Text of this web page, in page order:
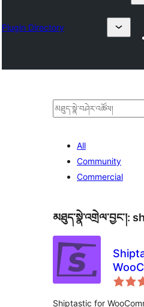
Plugin Directory
བཤེར་
All
Community
Commercial
མཐུད་སྣེ་འགྲེལ་བྱང་།:
Shiptastic for